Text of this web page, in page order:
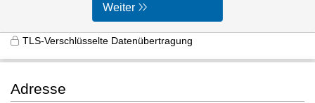
Weiter
TLS-Verschlüsselte Datenübertragung
Adresse